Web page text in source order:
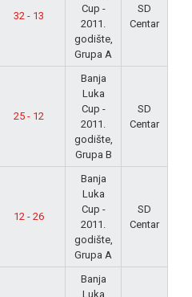
32 - 13
Cup -
2011.
godište,
Grupa A
SD
Centar
25 - 12
Banja
Luka
Cup -
2011.
godište,
Grupa B
SD
Centar
12 - 26
Banja
Luka
Cup -
2011.
godište,
Grupa A
SD
Centar
Banja
Luka